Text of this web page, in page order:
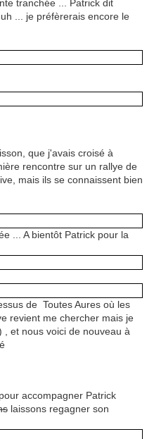
tranchée ... Patrick dit
... je préfèrerais encore le
que j'avais croisé à
rencontre sur un rallye de
mais ils se connaissent bien
... A bientôt Patrick pour la
de Toutes Aures où les
revient me chercher mais je
et nous voici de nouveau à
accompagner Patrick
laissons regagner son